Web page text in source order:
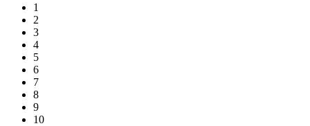
1
2
3
4
5
6
7
8
9
10